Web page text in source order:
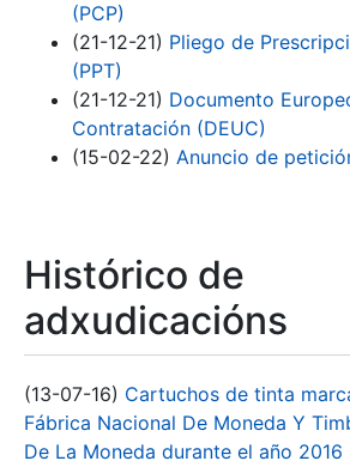
(PCP)
(21-12-21) Pliego de
(PPT)
(21-12-21) Documento
Contratación (DEUC)
(15-02-22) Anuncio de
Histórico de
adxudicacións
(13-07-16) Cartuchos de tinta
Fábrica Nacional De Moneda Y
De La Moneda durante el año 2016